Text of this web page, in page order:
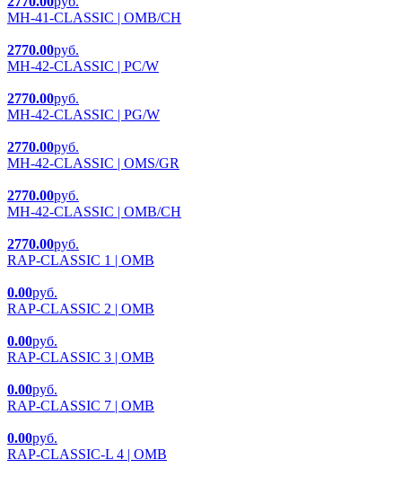
MH-41-CLASSIC | OMB/CH
2770.00руб.
MH-42-CLASSIC | PC/W
2770.00руб.
MH-42-CLASSIC | PG/W
2770.00руб.
MH-42-CLASSIC | OMS/GR
2770.00руб.
MH-42-CLASSIC | OMB/CH
2770.00руб.
RAP-CLASSIC 1 | OMB
0.00руб.
RAP-CLASSIC 2 | OMB
0.00руб.
RAP-CLASSIC 3 | OMB
0.00руб.
RAP-CLASSIC 7 | OMB
0.00руб.
RAP-CLASSIC-L 4 | OMB